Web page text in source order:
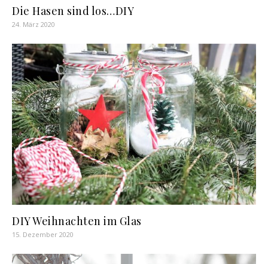
Die Hasen sind los…DIY
24. März 2020
DIY Weihnachten im Glas
15. Dezember 2020